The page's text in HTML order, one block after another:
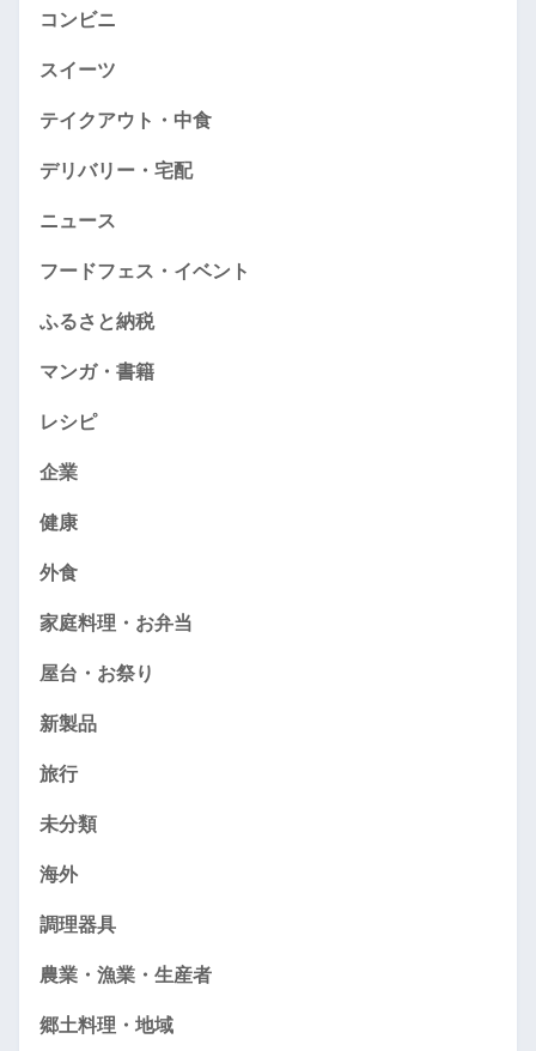
コンビニ
スイーツ
テイクアウト・中食
デリバリー・宅配
ニュース
フードフェス・イベント
ふるさと納税
マンガ・書籍
レシピ
企業
健康
外食
家庭料理・お弁当
屋台・お祭り
新製品
旅行
未分類
海外
調理器具
農業・漁業・生産者
郷土料理・地域